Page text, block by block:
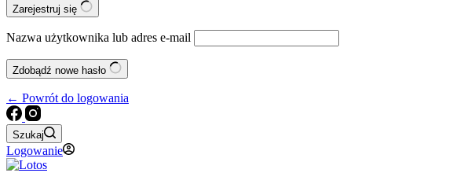
Zarejestruj się
Nazwa użytkownika lub adres e-mail
Zdobądź nowe hasło
← Powrót do logowania
Szukaj
Logowanie